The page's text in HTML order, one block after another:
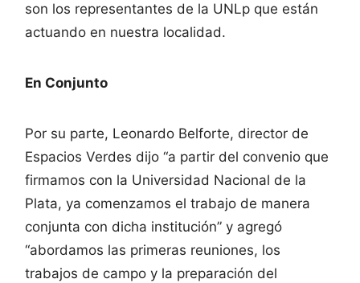
son los representantes de la UNLp que están
actuando en nuestra localidad.
En Conjunto
Por su parte, Leonardo Belforte, director de
Espacios Verdes dijo “a partir del convenio que
firmamos con la Universidad Nacional de la
Plata, ya comenzamos el trabajo de manera
conjunta con dicha institución” y agregó
“abordamos las primeras reuniones, los
trabajos de campo y la preparación del